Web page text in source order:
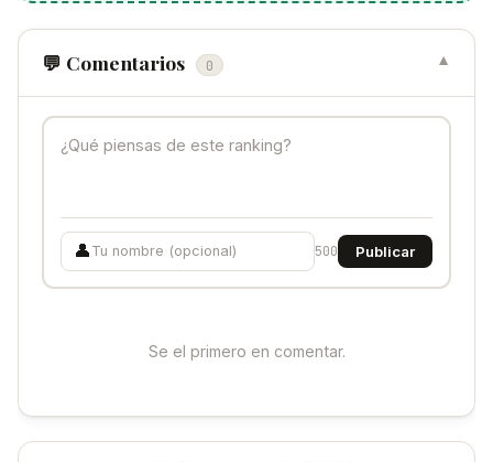
💬 Comentarios 0 ▼
👤 500 Publicar
Se el primero en comentar.